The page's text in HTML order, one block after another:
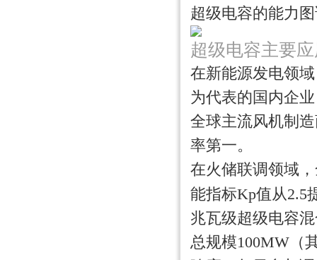
超级电容的能力
超级电容主要
在新能源发电领
为代表的国内企
全球主流风机制
率第一。
在火储联调领域
能指标Kp值从2.5
兆瓦级超级电容
总规模100MW（